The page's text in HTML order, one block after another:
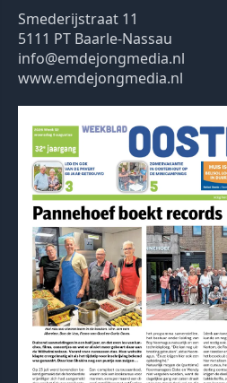
Smederijstraat 11
5111 PT Baarle-Nassau
info@emdejongmedia.nl
www.emdejongmedia.nl